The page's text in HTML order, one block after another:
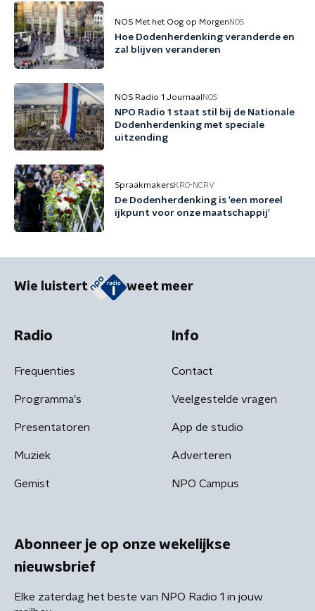
NOS Met het Oog op Morgen NOS
Hoe Dodenherdenking veranderde en
zal blijven veranderen
NOS Radio 1 Journaal NOS
NPO Radio 1 staat stil bij de Nationale
Dodenherdenking met speciale
uitzending
SpraakmakersKRO-NCRV
De Dodenherdenking is 'een moreel
ijkpunt voor onze maatschappij'
Wie luistert weet meer
Radio
Frequenties
Programma's
Presentatoren
Muziek
Gemist
Info
Contact
Veelgestelde vragen
App de studio
Adverteren
NPO Campus
Abonneer je op onze wekelijkse
nieuwsbrief
Elke zaterdag het beste van NPO Radio 1 in jouw